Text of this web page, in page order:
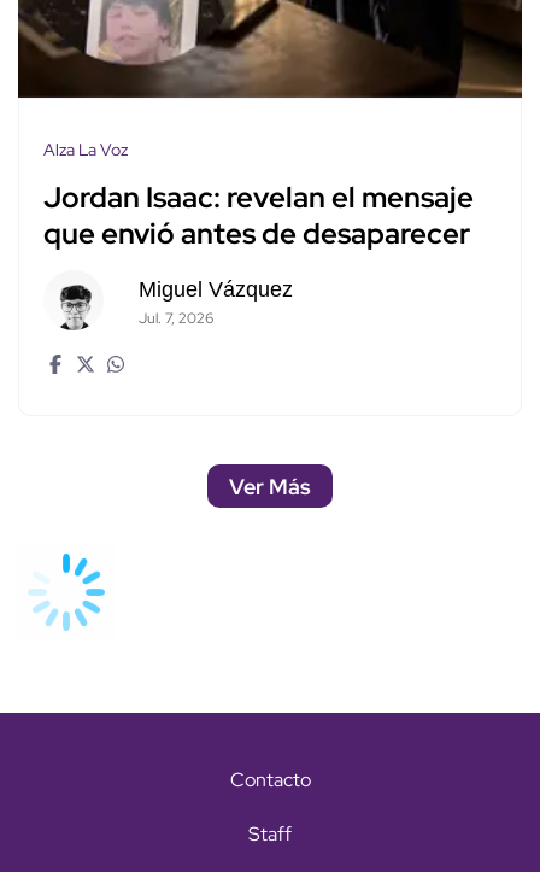
Alza La Voz
Jordan Isaac: revelan el mensaje
que envió antes de desaparecer
Miguel Vázquez
Jul. 7, 2026
Ver Más
Contacto
Staff